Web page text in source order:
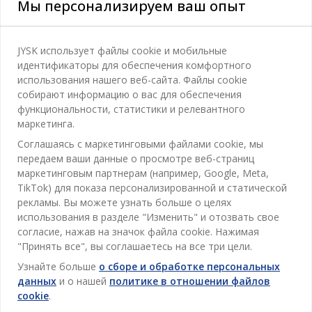
Категории
Спальня
Ванная
Кабинет
Гостиная
Столовая
Хранение
Шторы
Для Сада
Товары для дома
Отдел обслуживания клиентов
Контакты службы поддержки клиентов
Магазины и часы работы
Акции
Пользовательское соглашение
Гарантия цены
Гарантия на продукт
Политика конфиденциальности
Скидочная карта
JYSK
Про JYSK
JYSK.com
Пресса
Вакансии
Новостная рассылка
Вдохновение
ОФИС
TAROL-DD S.R.L. ул.Юбилейная, 41A мун. Кишинёв,
Республика Молдова
JYSK BUSINESS TO BUSINESS (B2B)
Продажи и работа с юридическими лицами
Телефон: 060 531 531
E-mail: jysk@jysk.md
JYSK ОБСЛУЖИВАНИЕ КЛИЕНТОВ
Контактный центр для клиентов
Телефон: 022 022 030
E-mail: support@jysk.md
Следите за Jysk
Мы персонализируем ваш опыт
JYSK использует файлы cookie и мобильные
идентификаторы для обеспечения комфортного
использования нашего веб-сайта. Файлы cookie
собирают информацию о вас для обеспечения
функциональности, статистики и релевантного
маркетинга.
Соглашаясь с маркетинговыми файлами cookie, мы
передаем ваши данные о просмотре веб-страниц
маркетинговым партнерам (например, Google, Meta,
TikTok) для показа персонализированной и статической
рекламы. Вы можете узнать больше о целях
использования в разделе "Изменить" и отозвать свое
согласие, нажав на значок файла cookie. Нажимая
"Принять все", вы соглашаетесь на все три цели.
Узнайте больше о сборе и обработке персональных
данных и о нашей политике в отношении файлов
cookie.